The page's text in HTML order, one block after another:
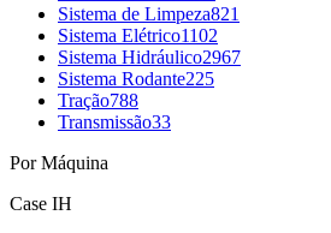
Sistema de Limpeza821
Sistema Elétrico1102
Sistema Hidráulico2967
Sistema Rodante225
Tração788
Transmissão33
Por Máquina
Case IH